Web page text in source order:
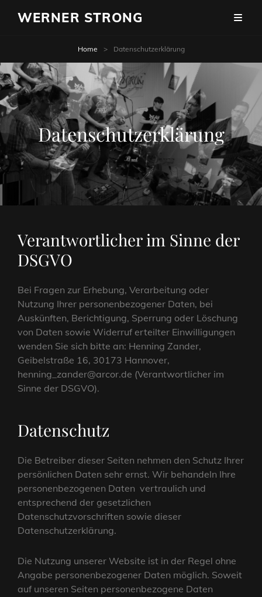
WERNER STRONG
Home > Datenschutzerklärung
Datenschutzerklärung
Verantwortlicher im Sinne der
DSGVO
Bei Fragen zur Erhebung, Verarbeitung oder
Nutzung Ihrer personenbezogener Daten, bei
Auskünften, Berichtigung, Sperrung oder Löschung
von Daten sowie Widerruf erteilter Einwilligungen
wenden Sie sich bitte an: Henning Zander,
Geibelstraße 16, 30173 Hannover,
henning_zander@arcor.de (Verantwortlicher im
Sinne der DSGVO).
Datenschutz
Die Betreiber dieser Seiten nehmen den Schutz Ihrer
persönlichen Daten sehr ernst. Wir behandeln Ihre
personenbezogenen Daten vertraulich und
entsprechend der gesetzlichen
Datenschutzvorschriften sowie dieser
Datenschutzerklärung.
Die Nutzung unserer Website ist in der Regel ohne
Angabe personenbezogener Daten möglich. Soweit
auf unseren Seiten personenbezogene Daten